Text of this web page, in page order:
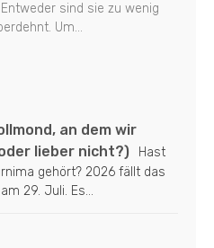
sind sie zu wenig
Um...
an dem wir
lieber nicht?)
Hast
gehört? 2026 fällt das
29. Juli. Es...